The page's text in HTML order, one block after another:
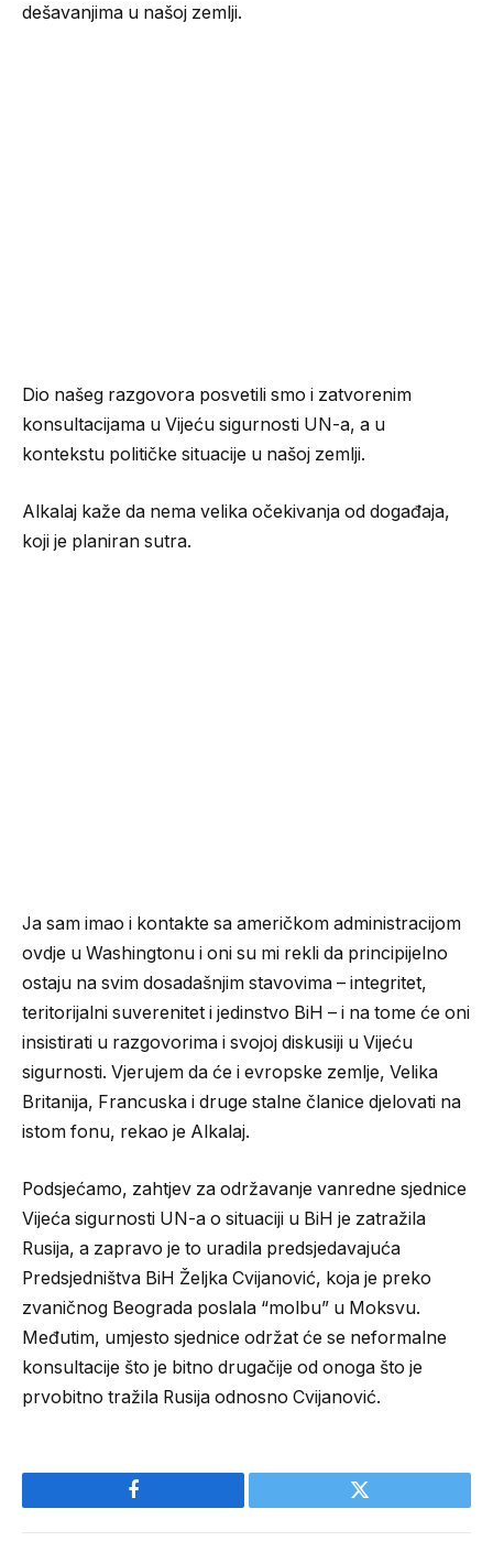
dešavanjima u našoj zemlji.
Dio našeg razgovora posvetili smo i zatvorenim
konsultacijama u Vijeću sigurnosti UN-a, a u
kontekstu političke situacije u našoj zemlji.
Alkalaj kaže da nema velika očekivanja od događaja,
koji je planiran sutra.
Ja sam imao i kontakte sa američkom administracijom
ovdje u Washingtonu i oni su mi rekli da principijelno
ostaju na svim dosadašnjim stavovima – integritet,
teritorijalni suverenitet i jedinstvo BiH – i na tome će oni
insistirati u razgovorima i svojoj diskusiji u Vijeću
sigurnosti. Vjerujem da će i evropske zemlje, Velika
Britanija, Francuska i druge stalne članice djelovati na
istom fonu, rekao je Alkalaj.
Podsjećamo, zahtjev za održavanje vanredne sjednice
Vijeća sigurnosti UN-a o situaciji u BiH je zatražila
Rusija, a zapravo je to uradila predsjedavajuća
Predsjedništva BiH Željka Cvijanović, koja je preko
zvaničnog Beograda poslala “molbu” u Moksvu.
Međutim, umjesto sjednice održat će se neformalne
konsultacije što je bitno drugačije od onoga što je
prvobitno tražila Rusija odnosno Cvijanović.
Facebook Twitter